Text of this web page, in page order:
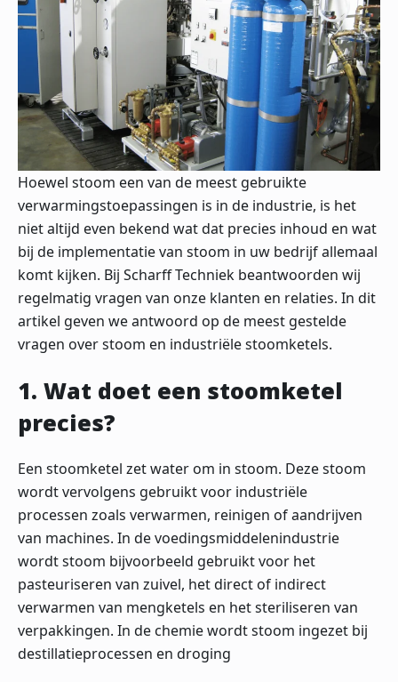
Hoewel stoom een van de meest gebruikte
verwarmingstoepassingen is in de industrie, is het
niet altijd even bekend wat dat precies inhoud en wat
bij de implementatie van stoom in uw bedrijf allemaal
komt kijken. Bij Scharff Techniek beantwoorden wij
regelmatig vragen van onze klanten en relaties. In dit
artikel geven we antwoord op de meest gestelde
vragen over stoom en industriële stoomketels.
1. Wat doet een stoomketel
precies?
Een stoomketel zet water om in stoom. Deze stoom
wordt vervolgens gebruikt voor industriële
processen zoals verwarmen, reinigen of aandrijven
van machines. In de voedingsmiddelenindustrie
wordt stoom bijvoorbeeld gebruikt voor het
pasteuriseren van zuivel, het direct of indirect
verwarmen van mengketels en het steriliseren van
verpakkingen. In de chemie wordt stoom ingezet bij
destillatieprocessen en droging